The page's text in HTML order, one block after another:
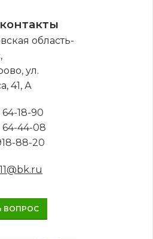
область-
ул.
41, А
18-90
64-44-08
88-20
ВОПРОС